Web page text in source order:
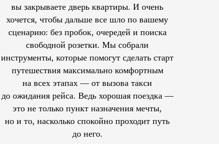
вы закрываете дверь квартиры. И очень
хочется, чтобы дальше все шло по вашему
сценарию: без пробок, очередей и поиска
свободной розетки. Мы собрали
инструменты, которые помогут сделать старт
путешествия максимально комфортным
на всех этапах — от вызова такси
до ожидания рейса. Ведь хорошая поездка —
это не только пункт назначения мечты,
но и то, насколько спокойно проходит путь
до него.